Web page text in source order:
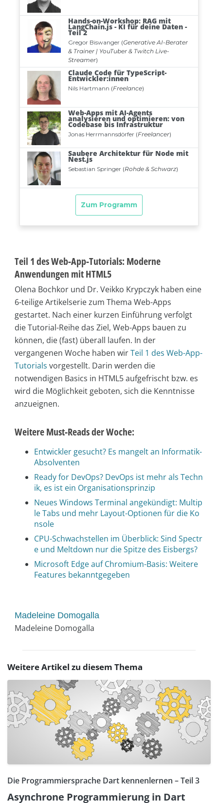
Teil 1 des Web-App-Tutorials: Moderne
Anwendungen mit HTML5
Olena Bochkor und Dr. Veikko Krypczyk haben eine
6-teilige Artikelserie zum Thema Web-Apps
gestartet. Nach einer kurzen Einführung verfolgt
die Tutorial-Reihe das Ziel, Web-Apps bauen zu
können, die (fast) überall laufen. In der
vergangenen Woche haben wirTeil 1 des Web-App-
Tutorials vorgestellt. Darin werden die
notwendigen Basics in HTML5 aufgefrischt bzw. es
wird die Möglichkeit geboten, sich die Kenntnisse
anzueignen.
Weitere Must-Reads der Woche:
Entwickler gesucht? Es mangelt an Informatik-
Absolventen
Ready for DevOps? DevOps ist mehr als Techn
ik, es ist ein Organisationsprinzip
Neues Windows Terminal angekündigt: Multip
le Tabs und mehr Layout-Optionen für die Ko
nsole
CPU-Schwachstellen im Überblick: Sind Spectr
e und Meltdown nur die Spitze des Eisbergs?
Microsoft Edge auf Chromium-Basis: Weitere
Features bekanntgegeben
Madeleine Domogalla
Madeleine Domogalla
Weitere Artikel zu diesem Thema
Die Programmiersprache Dart kennenlernen – Teil 3
Asynchrone Programmierung in Dart